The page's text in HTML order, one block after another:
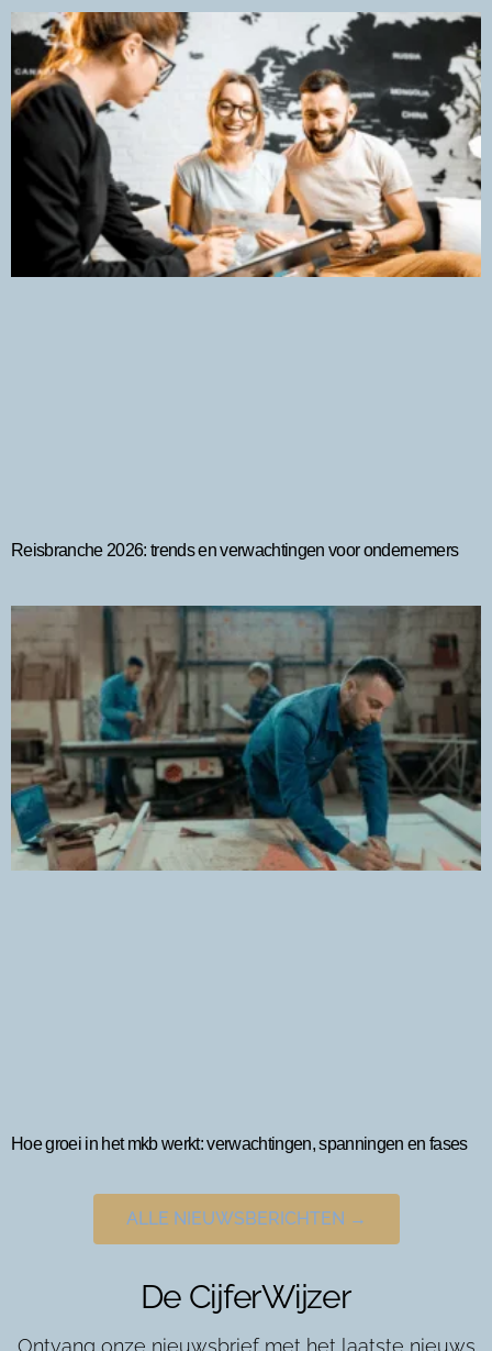
Reisbranche 2026: trends en verwachtingen voor ondernemers
Hoe groei in het mkb werkt: verwachtingen, spanningen en fases
ALLE NIEUWSBERICHTEN →
De CijferWijzer